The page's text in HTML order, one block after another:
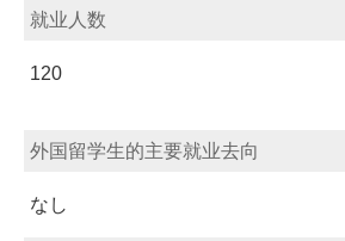
就业人数
120
外国留学生的主要就业去向
なし